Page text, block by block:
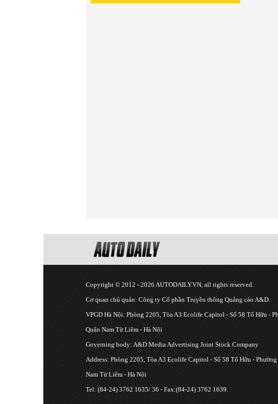
Copyright © 2012 - 2026 AUTODAILY.VN, all rights reserved.
Cơ quan chủ quản: Công ty Cổ phần Truyền thông Quảng cáo A&D.
VPGD Hà Nội: Phòng 2205, Tòa A3 Ecolife Capitol - Số 58 Tố Hữu -
Quận Nam Từ Liêm - Hà Nội
Governing body: A&D Media Advertising Joint Stock Company
Address: Phòng 2205, Tòa A3 Ecolife Capitol - Số 58 Tố Hữu -
Nam Từ Liêm - Hà Nội
Tel: (84-24) 3762 1635/ 36 - Fax:(84-24) 3762 1639.